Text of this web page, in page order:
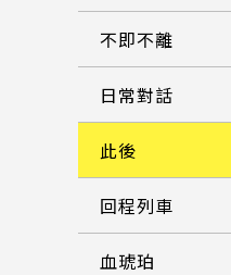
不即不離
日常對話
此後
回程列車
血琥珀